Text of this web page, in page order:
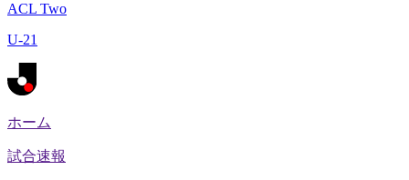
ACL Two
U-21
ホーム
試合速報